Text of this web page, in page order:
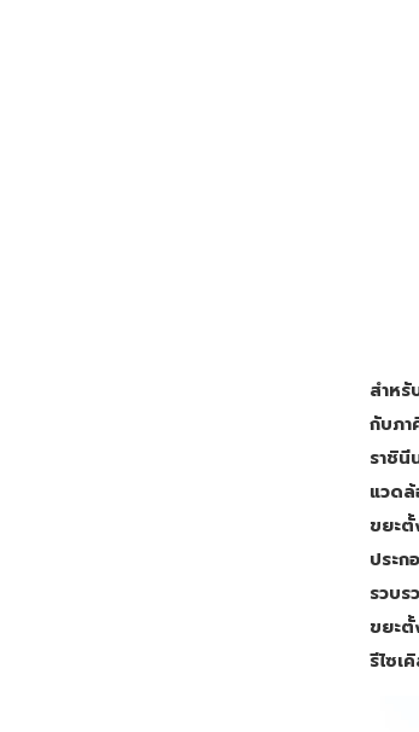
สำหรั
กับภา
ราชิ
แวดล้
ขยะตั้
ประก
รวบร
ขยะตั้
รีไซเ